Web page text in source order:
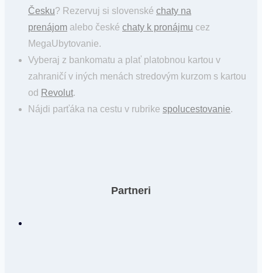
Česku? Rezervuj si slovenské chaty na
prenájom alebo české chaty k pronájmu cez
MegaUbytovanie.
Vyberaj z bankomatu a plať platobnou kartou v
zahraničí v iných menách stredovým kurzom s kartou
od Revolut.
Nájdi parťáka na cestu v rubrike spolucestovanie.
Partneri